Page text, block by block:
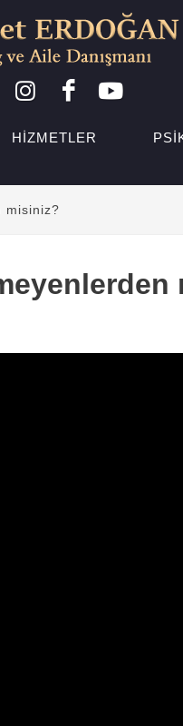
HIZMETLER
misiniz?